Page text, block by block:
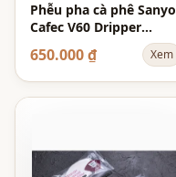
Phễu pha cà phê Sanyo
Cafec V60 Dripper
Flower - Màu Vàng -
Size 02
650.000 ₫ Xem